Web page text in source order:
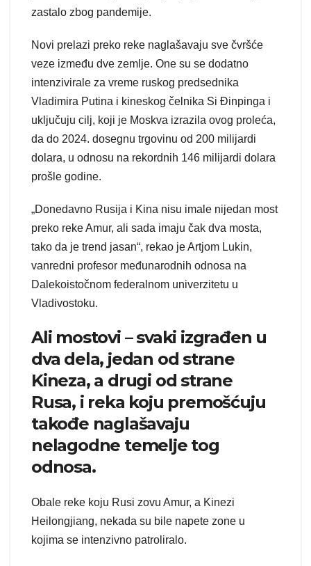
zastalo zbog pandemije.
Novi prelazi preko reke naglašavaju sve čvršće
veze između dve zemlje. One su se dodatno
intenzivirale za vreme ruskog predsednika
Vladimira Putina i kineskog čelnika Si Đinpinga i
uključuju cilj, koji je Moskva izrazila ovog proleća,
da do 2024. dosegnu trgovinu od 200 milijardi
dolara, u odnosu na rekordnih 146 milijardi dolara
prošle godine.
„Donedavno Rusija i Kina nisu imale nijedan most
preko reke Amur, ali sada imaju čak dva mosta,
tako da je trend jasan“, rekao je Artjom Lukin,
vanredni profesor međunarodnih odnosa na
Dalekoistočnom federalnom univerzitetu u
Vladivostoku.
Ali mostovi – svaki izgrađen u
dva dela, jedan od strane
Kineza, a drugi od strane
Rusa, i reka koju premošćuju
takođe naglašavaju
nelagodne temelje tog
odnosa.
Obale reke koju Rusi zovu Amur, a Kinezi
Heilongjiang, nekada su bile napete zone u
kojima se intenzivno patroliralo.